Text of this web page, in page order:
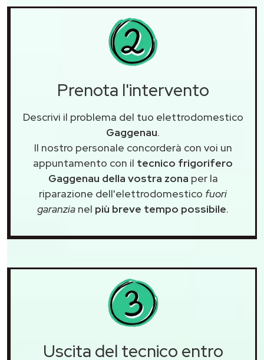
Prenota l'intervento
Descrivi il problema del tuo elettrodomestico
Gaggenau.
Il nostro personale concorderà con voi un
appuntamento con il tecnico frigorifero
Gaggenau della vostra zona per la
riparazione dell'elettrodomestico fuori
garanzia nel più breve tempo possibile.
Uscita del tecnico entro